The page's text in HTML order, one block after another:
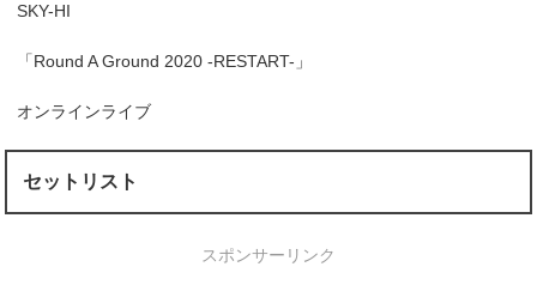
SKY-HI
「Round A Ground 2020 -RESTART-」
オンラインライブ
セットリスト
スポンサーリンク